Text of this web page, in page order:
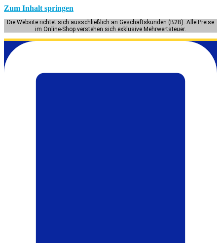
Zum Inhalt springen
Die Website richtet sich ausschließlich an Geschäftskunden (B2B). Alle Preise
im Online-Shop verstehen sich exklusive Mehrwertsteuer.